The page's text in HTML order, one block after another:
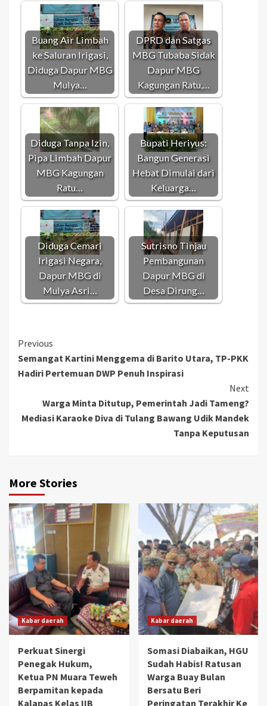
Buang Air Limbah
ke Saluran Irigasi,
Diduga Dapur MBG
Mulya…
DPRD dan Satgas
MBG Tubaba Sidak
Dapur MBG
Kagungan Ratu,…
Diduga Tanpa Izin,
Pipa Limbah Dapur
MBG Kagungan
Ratu…
Bupati Heriyus:
Bangun Generasi
Hebat Dimulai dari
Keluarga…
Diduga Cemari
Irigasi Negara,
Dapur MBG di
Mulya Asri…
Sutrisno Tinjau
Pembangunan
Dapur MBG di
Desa Dirung…
Continue
Reading
Previous
Semangat Kartini Menggema di Barito Utara, TP-PKK
Hadiri Pertemuan DWP Penuh Inspirasi
Next
Warga Minta Ditutup, Pemerintah Jadi Tameng?
Mediasi Karaoke Diva di Tulang Bawang Udik Mandek
Tanpa Keputusan
More Stories
Kabar daerah
Perkuat Sinergi
Penegak Hukum,
Ketua PN Muara Teweh
Berpamitan kepada
Kalapas Kelas IIB
Kabar daerah
Somasi Diabaikan, HGU
Sudah Habis! Ratusan
Warga Buay Bulan
Bersatu Beri
Peringatan Terakhir Ke